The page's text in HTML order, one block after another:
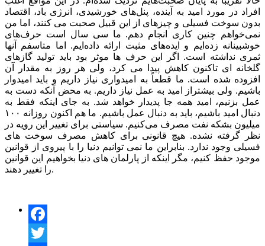
افراد در مورد امید به آینده، پنل‌های خورشیدی، انرژی باد، اقتصاد
بدون سوخت فسیلی و چیزهای از این قبیل صحبت می کنند، اما من
نمی‌خواهم چنین کاری انجام دهم. ما سی سال است حرف‌های
خوشبینانه زده‌ایم و ایده‌های مثبت ارائه داده‌ایم. اما متاسفم آنها
ثمری نداشته است. اگر این حرف ها موثر بود باید تولید گازهای
گلخانه ای تاکنون کاهش پیدا می کرد، ولی هر روز به مقدار آن
افزوده شده است. ما قطعاً به امیدواری نیاز داریم و باید امیدوار
باشیم. ولی بیشتراز امید به عمل نیاز داریم. به محض آنکه دست به
عمل بزنیم، امید همه جا پدیدار خواهد شد. به جای اینکه فقط به
دنبال امید باشیم، باید به دنبال عمل باشیم. ما هم اکنون روزانه ۱۰۰
میلیون بشکه نفت مصرف می‌کنیم. سیاستی برا‌ی‌ تغییر این رویه در
نظر گرفته نشده. هیچ قانونی برای کاهش مصرف سوخت های
فسیلی وجود ندارد. بنابراین ما نمی توانیم دنیا را با پیروی از قوانین
موجود حفظ کنیم، مگر اینکه از پارلمان های دنیا بخواهیم این قوانین
را تغییر دهند.
Facebook